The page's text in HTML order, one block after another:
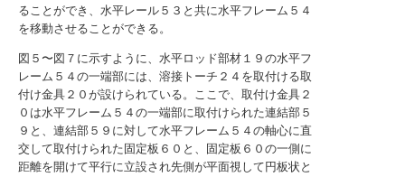
ることができ、水平レール５３と共に水平フレーム５４
を移動させることができる。
図５〜図７に示すように、水平ロッド部材１９の水平フ
レーム５４の一端部には、溶接トーチ２４を取付ける取
付け金具２０が設けられている。ここで、取付け金具２
０は水平フレーム５４の一端部に取付けられた連結部５
９と、連結部５９に対して水平フレーム５４の軸心に直
交して取付けられた固定板６０と、固定板６０の一側に
距離を開けて平行に立設され先側が平面視して円板状と